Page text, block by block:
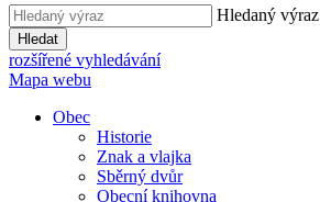
Hledaný výraz
Hledat
rozšířené vyhledávání
Mapa webu
Obec
Historie
Znak a vlajka
Sběrný dvůr
Obecní knihovna